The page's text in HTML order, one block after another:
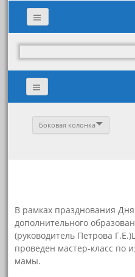
Боковая колонка
В рамках празднования
дополнительного
(руководитель Петрова
проведен мастер-класс по
мамы.